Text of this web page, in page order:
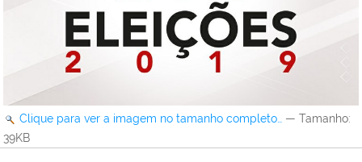
Clique para ver a imagem no tamanho completo… — Tamanho:
39KB